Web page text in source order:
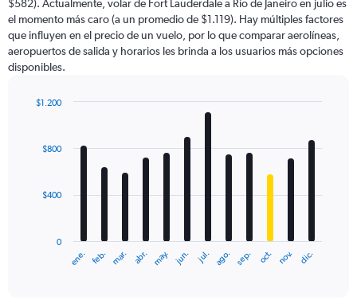
chart
has
1
Y
axis
values.
$582). Actualmente, volar de Fort Lauderdale a Río de Janeiro en julio es
el momento más caro (a un promedio de $1.119). Hay múltiples factores
que influyen en el precio de un vuelo, por lo que comparar aerolíneas,
aeropuertos de salida y horarios les brinda a los usuarios más opciones
disponibles.
with
The
ene. feb. mar. abr. may. jun. jul. ago. sep. oct. nov. dic.
0
$400
$800
$1.200